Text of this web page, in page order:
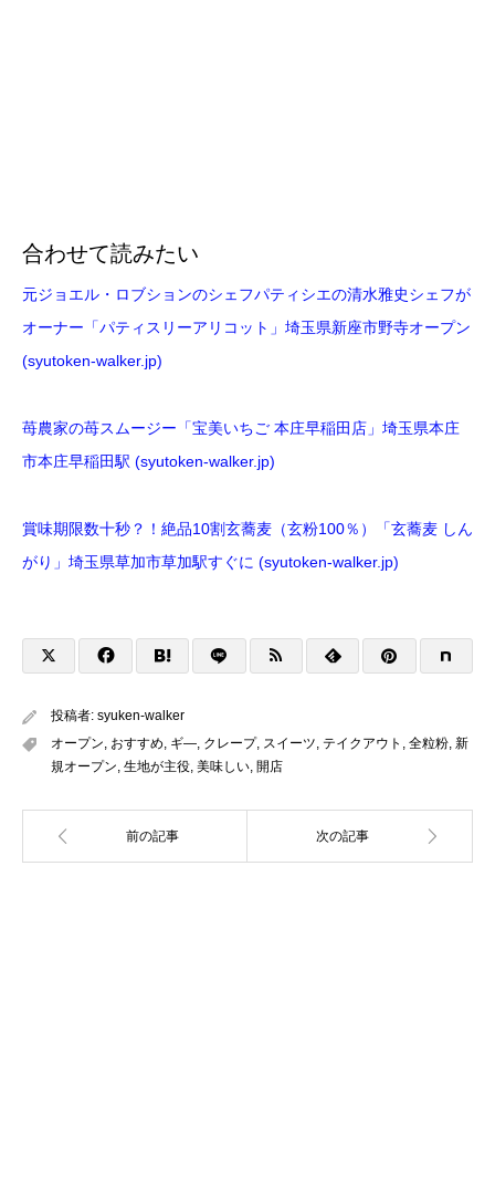
合わせて読みたい
元ジョエル・ロブションのシェフパティシエの清水雅史シェフが
オーナー「パティスリーアリコット」埼玉県新座市野寺オープン
(syutoken-walker.jp)
苺農家の苺スムージー「宝美いちご 本庄早稲田店」埼玉県本庄
市本庄早稲田駅 (syutoken-walker.jp)
賞味期限数十秒？！絶品10割玄蕎麦（玄粉100％）「玄蕎麦 しん
がり」埼玉県草加市草加駅すぐに (syutoken-walker.jp)
投稿者: syuken-walker
オープン, おすすめ, ギ―, クレープ, スイーツ, テイクアウト , 全粒粉, 新
規オープン, 生地が主役, 美味しい, 開店